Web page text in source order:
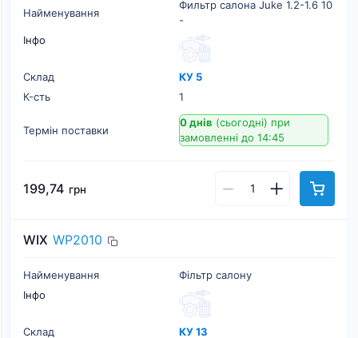
Найменування
Фильтр салона Juke 1.2-1.6 10
-
Інфо
Склад
КУ 5
К-cть
1
Термін поставки
0 днів (сьогодні) при
замовленні до 14:45
199,74 грн
WIX WP2010
Найменування
Фільтр салону
Інфо
Склад
КУ 13